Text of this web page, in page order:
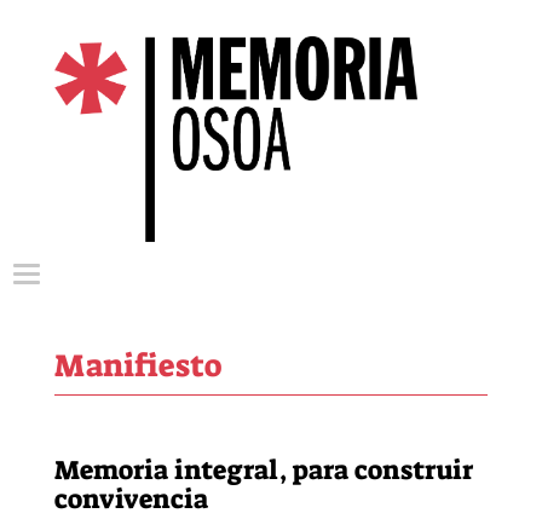
Menu nagusia
Manifiesto
Memoria integral, para construir
convivencia